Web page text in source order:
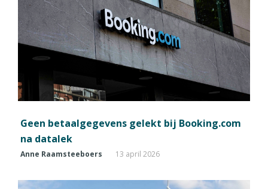
Geen betaalgegevens gelekt bij Booking.com
na datalek
Anne Raamsteeboers 13 april 2026